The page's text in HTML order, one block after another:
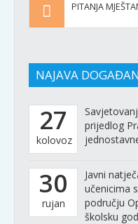
PITANJA
NAJAVA
27
kolovoz
prijedlog
30
rujan
Javni
učenicima
području
školsku